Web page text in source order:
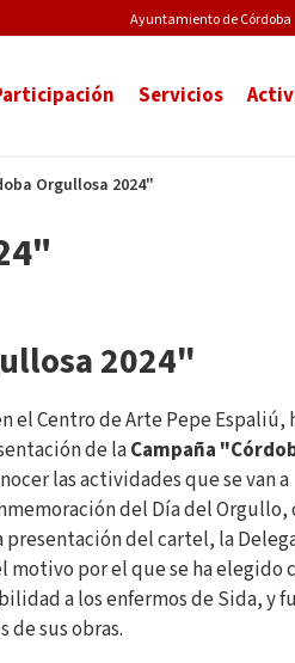
Pre-
Ayuntamiento de Córdoba
Servicios
Orgullosa 2024"
2024"
el Centro de Arte Pepe Espaliú,
de laCampaña
las actividades que se van a
del Día del Orgullo,
presentación del cartel, la
motivo por el que se ha elegido
a los enfermos de Sida, y
de sus obras.